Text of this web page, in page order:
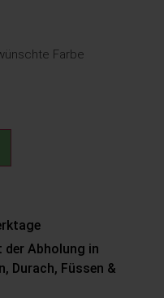
Farbe
Abholung in
Durach, Füssen &